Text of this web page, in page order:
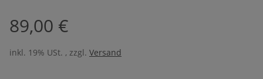
89,00 €
inkl. 19% USt. , zzgl. Versand